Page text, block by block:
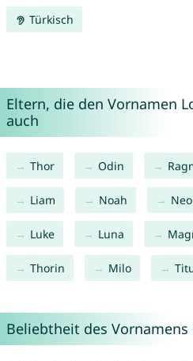
Türkisch
Eltern, die den Vornamen
auch
Thor Odin
Liam Noah Neo
Luke Luna
Thorin Milo
Beliebtheit des Vornamens